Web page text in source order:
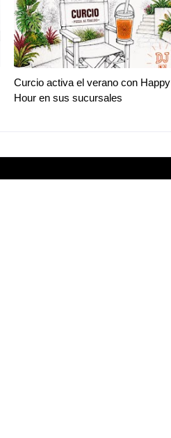
Curcio activa el verano con Happy
Hour en sus sucursales